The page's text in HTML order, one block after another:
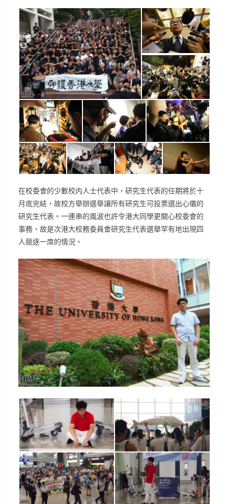
在校委會的少數校内人士代表中，研究生代表的任期將於十
月底完結，故校方舉辦選舉讓所有研究生可投票選出心儀的
研究生代表。一連串的風波也許令港大同學更關心校委會的
事務，故是次港大校務委員會研究生代表選舉罕有地出現四
人競逐一席的情況。